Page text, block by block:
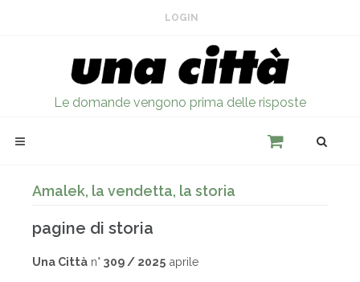
LOGIN
Le domande vengono prima delle risposte
Amalek, la vendetta, la storia
pagine di storia
Una Città n° 309 / 2025 aprile